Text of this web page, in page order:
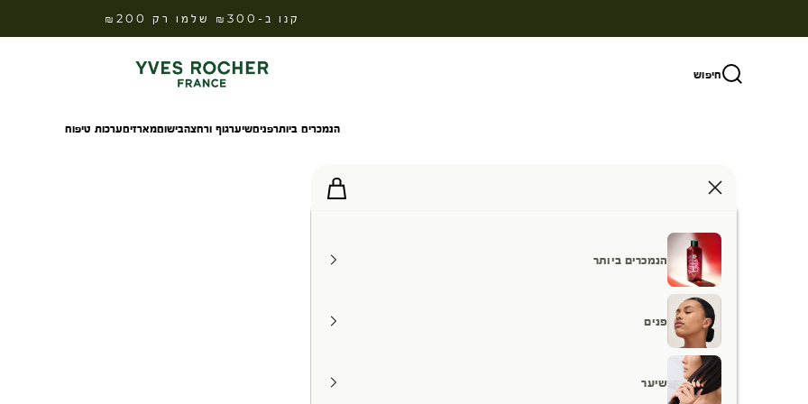
קנו ב-₪300 שלמו רק ₪200
חיפוש Yves Rocher Israel
הנמכרים ביותרפניםשיערגוף ורחצהבישוםמארזיםערכות טיפוח
הנמכרים ביותר
פנים
שיער